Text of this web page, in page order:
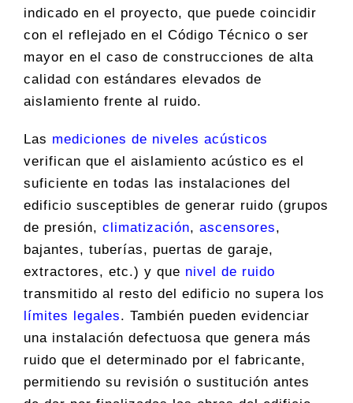
indicado en el proyecto, que puede coincidir
con el reflejado en el Código Técnico o ser
mayor en el caso de construcciones de alta
calidad con estándares elevados de
aislamiento frente al ruido.
Las mediciones de niveles acústicos
verifican que el aislamiento acústico es el
suficiente en todas las instalaciones del
edificio susceptibles de generar ruido (grupos
de presión, climatización, ascensores,
bajantes, tuberías, puertas de garaje,
extractores, etc.) y que nivel de ruido
transmitido al resto del edificio no supera los
límites legales. También pueden evidenciar
una instalación defectuosa que genera más
ruido que el determinado por el fabricante,
permitiendo su revisión o sustitución antes